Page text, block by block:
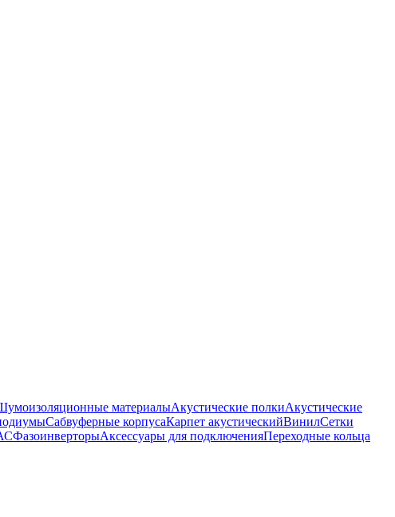
материалыАкустические полкиАкустические
Сабвуферные корпусаКарпет акустическийВинилСетки
ФазоинверторыАксессуары для подключенияПереходные кольца